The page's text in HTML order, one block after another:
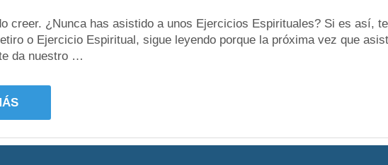
creer. ¿Nunca has asistido a unos Ejercicios Espirituales? Si es así,
o Ejercicio Espiritual, sigue leyendo porque la próxima vez que
da nuestro …